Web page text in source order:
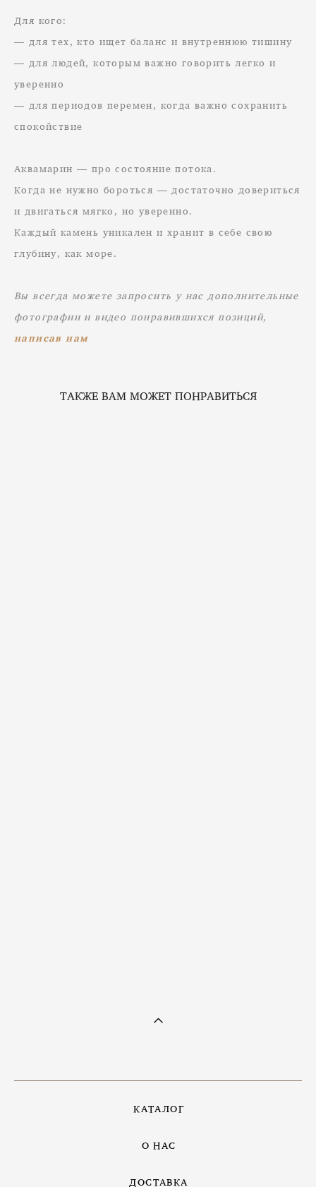
Для кого:
— для тех, кто ищет баланс и внутреннюю тишину
— для людей, которым важно говорить легко и
уверенно
— для периодов перемен, когда важно сохранить
спокойствие
Аквамарин — про состояние потока.
Когда не нужно бороться — достаточно довериться
и двигаться мягко, но уверенно.
Каждый камень уникален и хранит в себе свою
глубину, как море.
Вы всегда можете запросить у нас дополнительные
фотографии и видео понравившихся позиций,
написав нам
ТАКЖЕ ВАМ МОЖЕТ ПОНРАВИТЬСЯ
КАТАЛОГ
О НАС
ДОСТАВКА